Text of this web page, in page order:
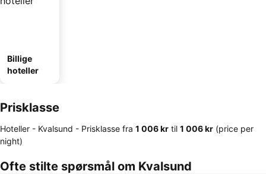
Billige
hoteller
Prisklasse
Hoteller - Kvalsund - Prisklasse fra ‎1 006 kr til ‎1 006 kr (price per
night)
Ofte stilte spørsmål om Kvalsund